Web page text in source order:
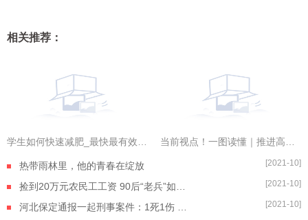
相关推荐：
热带雨林里，他的青春在绽放 [2021-10]
[2021-10]
[2021-10]